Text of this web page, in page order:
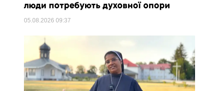
люди потребують духовної опори
05.08.202609:37